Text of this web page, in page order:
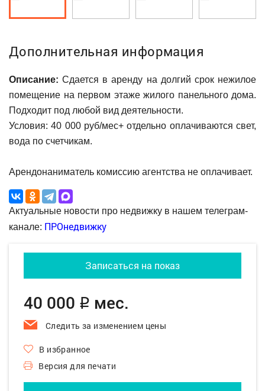
Дополнительная информация
Описание: Сдается в аренду на долгий срок нежилое
помещение на первом этаже жилого панельного дома.
Подходит под любой вид деятельности.
Условия: 40 000 руб/мес+ отдельно оплачиваются свет,
вода по счетчикам.
Арендонаниматель комиссию агентства не оплачивает.
Актуальные новости про недвижку в нашем телеграм-
канале: ПРОнедвижку
Записаться на показ
40 000 q мес.
Следить за изменением цены
В избранное
Версия для печати